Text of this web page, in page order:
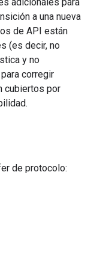
a una nueva
de API están
(es decir, no
y no
corregir
cubiertos por
de protocolo: